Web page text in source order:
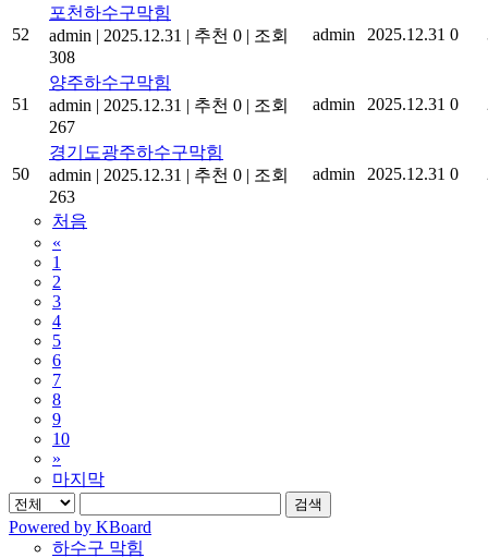
52
포천하수구막힘
admin | 2025.12.31 | 추천 0 | 조회
308
admin 2025.12.31 0
51
양주하수구막힘
admin | 2025.12.31 | 추천 0 | 조회
267
admin 2025.12.31 0
50
경기도광주하수구막힘
admin | 2025.12.31 | 추천 0 | 조회
263
admin 2025.12.31 0
처음
«
1
2
3
4
5
6
7
8
9
10
»
마지막
검색
Powered by KBoard
하수구 막힘